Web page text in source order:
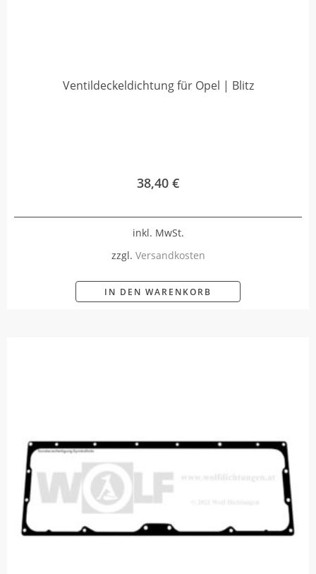
Ventildeckeldichtung für Opel | Blitz
38,40 €
inkl. MwSt.
zzgl. Versandkosten
IN DEN WARENKORB